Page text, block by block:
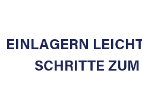
Sie bieten Kunden
für die Einlagerung von
EINLAGERN
SCHRITTE